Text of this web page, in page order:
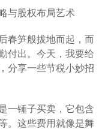
与股权布局艺术
春笋般拔地而起，而
付出。今天，我要给
分享一些节税小妙招
一锤子买卖，它包含
。这些费用就像是舞